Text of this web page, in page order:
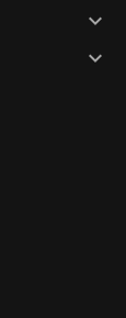

